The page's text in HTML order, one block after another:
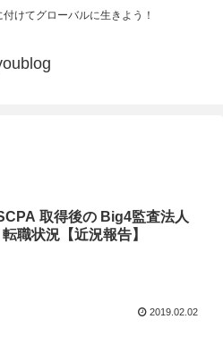
けてグローバルに生きよう！
取得後の Big4監査法人
職状況【近況報告】
2019.02.02